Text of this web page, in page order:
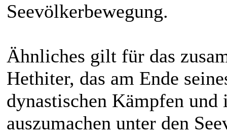
Seevölkerbewegung.
Ähnliches gilt für das
Hethiter, das am Ende
dynastischen Kämpfen
auszumachen unter den